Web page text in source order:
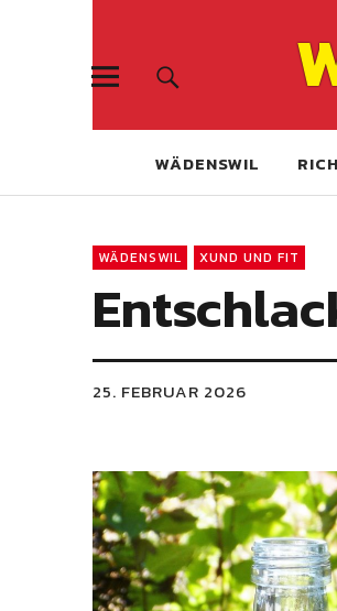
WÄDENSWIL
WÄDENSWIL XUND UND FIT
25. FEBRUAR 2026